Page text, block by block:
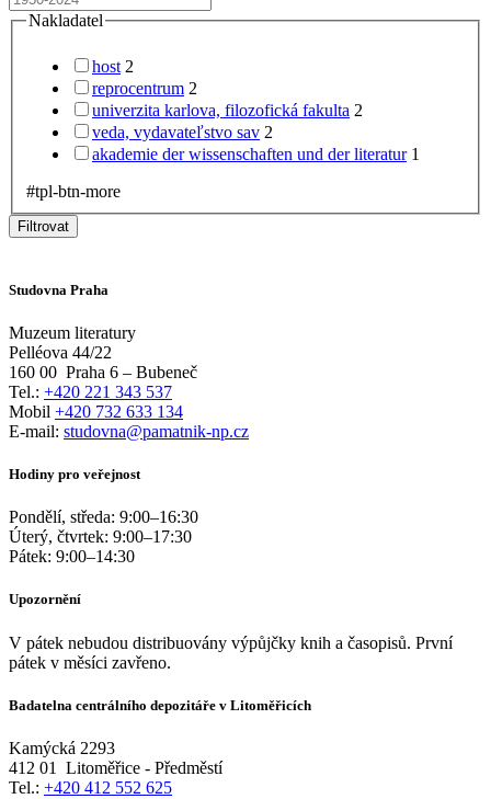
Nakladatel
host 2
reprocentrum 2
univerzita karlova, filozofická fakulta 2
veda, vydavateľstvo sav 2
akademie der wissenschaften und der literatur 1
#tpl-btn-more
Filtrovat
Studovna Praha
Muzeum literatury
Pelléova 44/22
160 00 Praha 6 – Bubeneč
Tel.: +420 221 343 537
Mobil +420 732 633 134
E-mail: studovna@pamatnik-np.cz
Hodiny pro veřejnost
Pondělí, středa: 9:00–16:30
Úterý, čtvrtek: 9:00–17:30
Pátek: 9:00–14:30
Upozornění
V pátek nebudou distribuovány výpůjčky knih a časopisů. První
pátek v měsíci zavřeno.
Badatelna centrálního depozitáře v Litoměřicích
Kamýcká 2293
412 01
Litoměřice - Předměstí
Tel.: +420 412 552 625